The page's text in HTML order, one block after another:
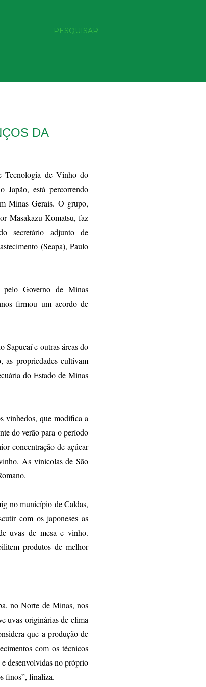
PESQUISAR
DA
Tecnologia de Vinho do
Japão, está percorrendo
Minas Gerais. O grupo,
Masakazu Komatsu, faz
secretário adjunto de
(Seapa), Paulo
Governo de Minas
firmou um acordo de
Sapucaí e outras áreas do
as propriedades cultivam
do Estado de Minas
vinhedos, que modifica a
do verão para o período
concentração de açúcar
As vinícolas de São
no município de Caldas,
com os japoneses as
uvas de mesa e vinho.
produtos de melhor
no Norte de Minas, nos
uvas originárias de clima
que a produção de
com os técnicos
desenvolvidas no próprio
finos”, finaliza.